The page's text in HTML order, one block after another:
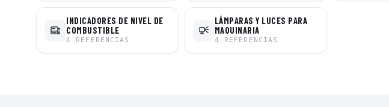
INDICADORES DE NIVEL DE
COMBUSTIBLE
4 REFERENCIAS
LÁMPARAS Y LUCES PARA
MAQUINARIA
4 REFERENCIAS